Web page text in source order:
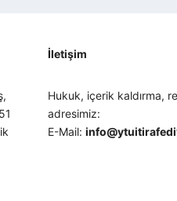
İletişim
Hukuk, içerik kaldırma,
adresimiz:
E-Mail: